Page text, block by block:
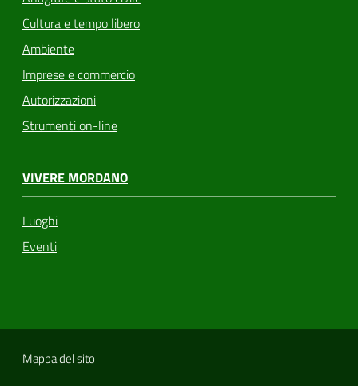
Cultura e tempo libero
Ambiente
Imprese e commercio
Autorizzazioni
Strumenti on-line
VIVERE MORDANO
Luoghi
Eventi
Mappa del sito